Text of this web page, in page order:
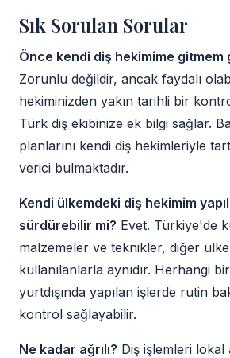
Sık Sorulan Sorular
Önce kendi diş hekimime gitmem
Zorunlu değildir, ancak faydalı
hekiminizden yakın tarihli bir
Türk diş ekibinize ek bilgi sağlar.
planlarını kendi diş hekimleriyle
verici bulmaktadır.
Kendi ülkemdeki diş hekimim
sürdürebilir mi? Evet. Türkiye'de
malzemeler ve teknikler, diğer
kullanılanlarla aynıdır. Herhangi
yurtdışında yapılan işlerde rutin
kontrol sağlayabilir.
Ne kadar ağrılı? Diş işlemleri lokal